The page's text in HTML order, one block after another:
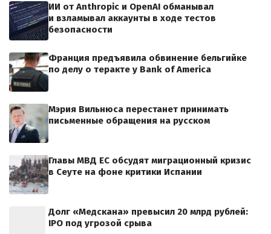
ИИ от Anthropic и OpenAI обманывал
и взламывал аккаунты в ходе тестов
безопасности
Франция предъявила обвинение бельгийке
по делу о теракте у Bank of America
Мэрия Вильнюса перестанет принимать
письменные обращения на русском
Главы МВД ЕС обсудят миграционный кризис
в Сеуте на фоне критики Испании
Долг «Медскана» превысил 20 млрд рублей:
IPO под угрозой срыва